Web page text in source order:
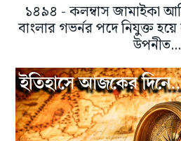
১৪৯৪ - কলম্বাস জামাইকা
বাংলার গভর্নর পদে নিযুক্ত
উপনীত...